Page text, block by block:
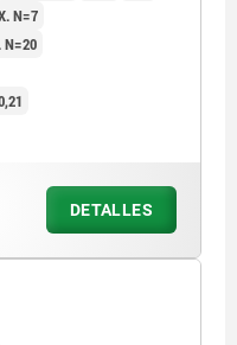
N=7
N=20
DETALLES